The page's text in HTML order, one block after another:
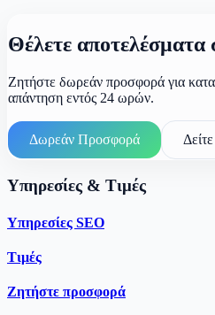
Θέλετε αποτελέσματα
Ζητήστε δωρεάν προσφορά για
απάντηση εντός 24 ωρών.
Δωρεάν Προσφορά
Υπηρεσίες & Τιμές
Υπηρεσίες SEO
Τιμές
Ζητήστε προσφορά